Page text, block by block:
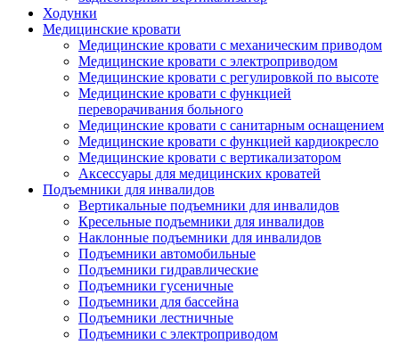
Ходунки
Медицинские кровати
Медицинские кровати с механическим приводом
Медицинские кровати с электроприводом
Медицинские кровати с регулировкой по высоте
Медицинские кровати с функцией
переворачивания больного
Медицинские кровати с санитарным оснащением
Медицинские кровати с функцией кардиокресло
Медицинские кровати с вертикализатором
Аксессуары для медицинских кроватей
Подъемники для инвалидов
Вертикальные подъемники для инвалидов
Кресельные подъемники для инвалидов
Наклонные подъемники для инвалидов
Подъемники автомобильные
Подъемники гидравлические
Подъемники гусеничные
Подъемники для бассейна
Подъемники лестничные
Подъемники с электроприводом